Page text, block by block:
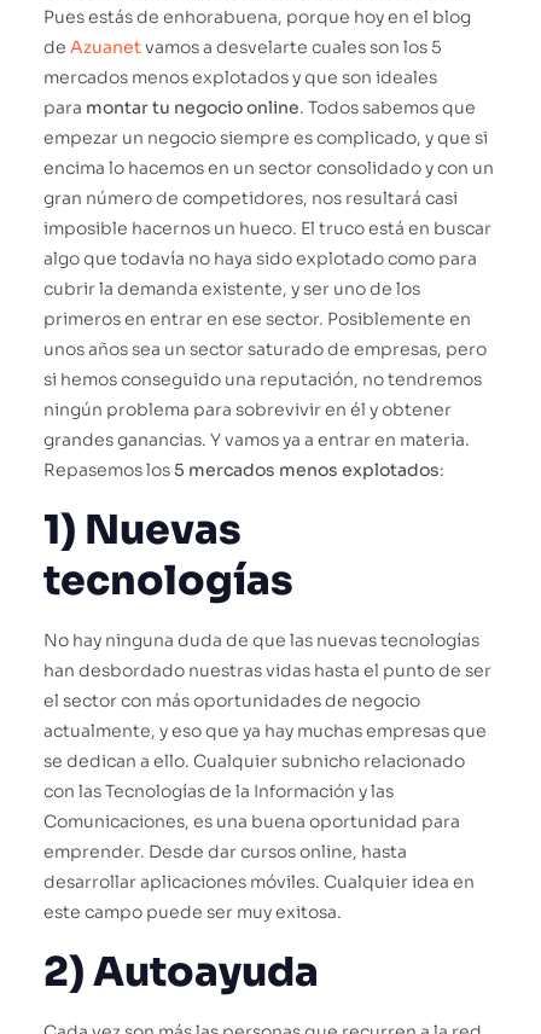
Pues estás de enhorabuena, porque hoy en el blog
de Azuanetvamos a desvelarte cuales son los 5
mercados menos explotados y que son ideales
para montar tu negocio online. Todos sabemos que
empezar un negocio siempre es complicado, y que si
encima lo hacemos en un sector consolidado y con un
gran número de competidores, nos resultará casi
imposible hacernos un hueco. El truco está en buscar
algo que todavía no haya sido explotado como para
cubrir la demanda existente, y ser uno de los
primeros en entrar en ese sector. Posiblemente en
unos años sea un sector saturado de empresas, pero
si hemos conseguido una reputación, no tendremos
ningún problema para sobrevivir en él y obtener
grandes ganancias. Y vamos ya a entrar en materia.
Repasemos los 5 mercados menos explotados:
1) Nuevas
tecnologías
No hay ninguna duda de que las nuevas tecnologías
han desbordado nuestras vidas hasta el punto de ser
el sector con más oportunidades de negocio
actualmente, y eso que ya hay muchas empresas que
se dedican a ello. Cualquier subnicho relacionado
con las Tecnologías de la Información y las
Comunicaciones, es una buena oportunidad para
emprender. Desde dar cursos online, hasta
desarrollar aplicaciones móviles. Cualquier idea en
este campo puede ser muy exitosa.
2) Autoayuda